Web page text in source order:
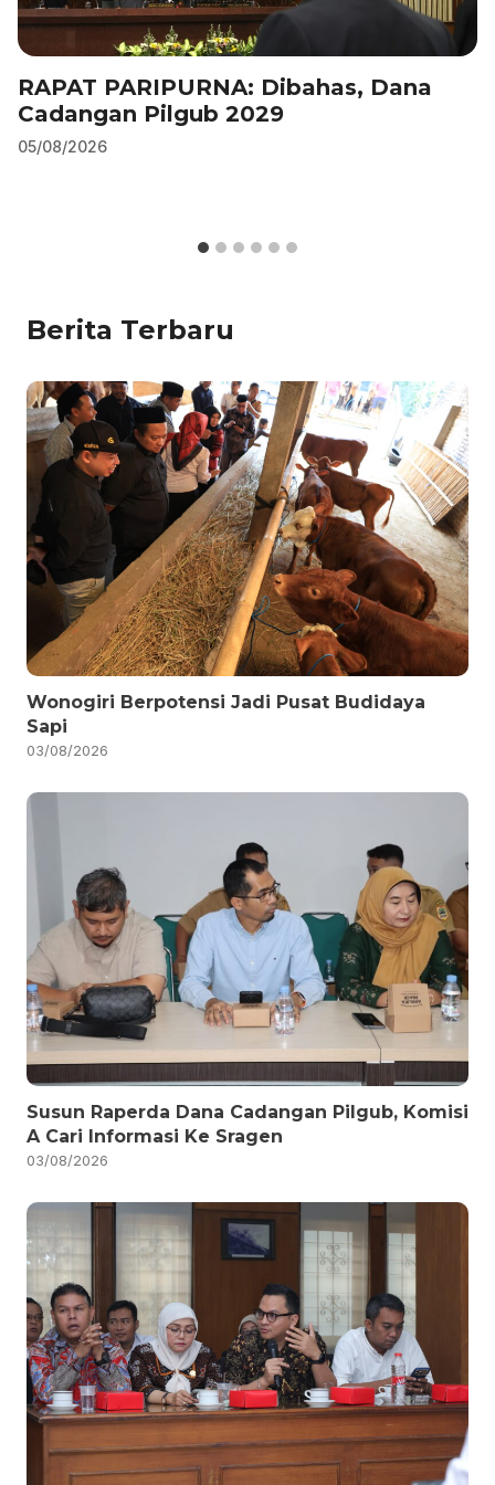
RAPAT PARIPURNA: Dibahas, Dana
Cadangan Pilgub 2029
05/08/2026
Berita Terbaru
Wonogiri Berpotensi Jadi Pusat Budidaya
Sapi
03/08/2026
Susun Raperda Dana Cadangan Pilgub, Komisi
A Cari Informasi Ke Sragen
03/08/2026